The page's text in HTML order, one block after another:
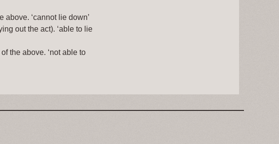
above. ‘cannot lie down’
out the act). ‘able to lie
the above. ‘not able to